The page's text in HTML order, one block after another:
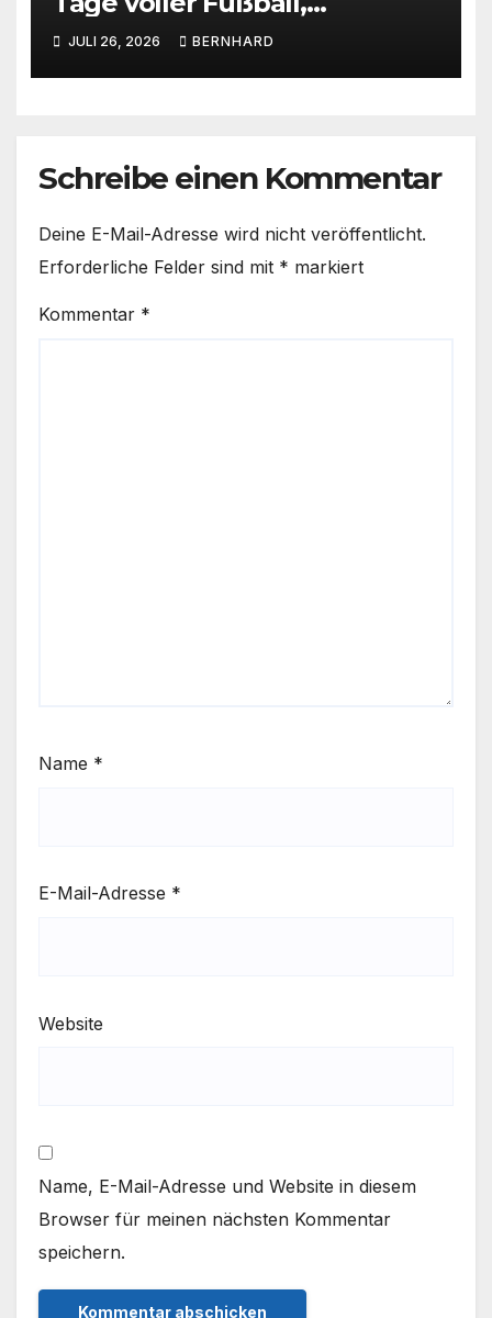
Emotionen und tollem
Rahmenprogramm 🩵🤍
JULI 26, 2026 BERNHARD
Schreibe einen Kommentar
Deine E-Mail-Adresse wird nicht veröffentlicht.
Erforderliche Felder sind mit * markiert
Kommentar *
Name *
E-Mail-Adresse *
Website
Name, E-Mail-Adresse und Website in diesem
Browser für meinen nächsten Kommentar
speichern.